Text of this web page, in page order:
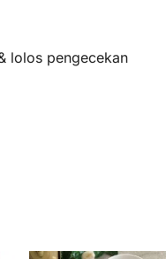
lolos pengecekan